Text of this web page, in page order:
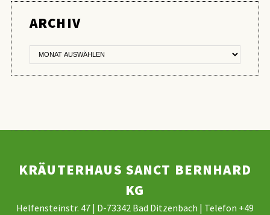
ARCHIV
KRÄUTERHAUS SANCT BERNHARD
KG
Helfensteinstr. 47 | D-73342 Bad Ditzenbach | Telefon +49